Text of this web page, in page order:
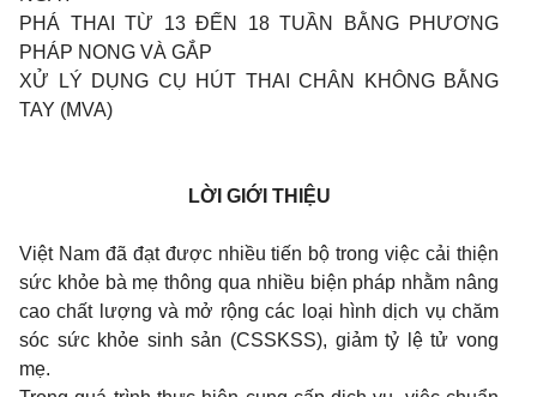
PHÁ THAI TỪ 13 ĐẾN 18 TUẦN BẰNG PHƯƠNG
PHÁP NONG VÀ GẮP
XỬ LÝ DỤNG CỤ HÚT THAI CHÂN KHÔNG BẰNG
TAY (MVA)
LỜI GIỚI THIỆU
Việt Nam đã đạt được nhiều tiến bộ trong việc cải thiện
sức khỏe bà mẹ thông qua nhiều biện pháp nhằm nâng
cao chất lượng và mở rộng các loại hình dịch vụ chăm
sóc sức khỏe sinh sản (CSSKSS), giảm tỷ lệ tử vong
mẹ.